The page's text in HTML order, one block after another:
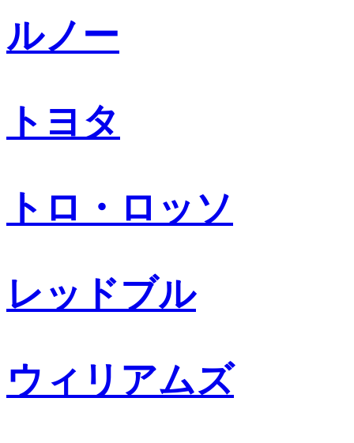
ルノー
トヨタ
トロ・ロッソ
レッドブル
ウィリアムズ